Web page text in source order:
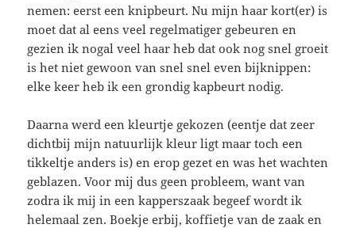
nemen: eerst een knipbeurt. Nu mijn haar kort(er) is
moet dat al eens veel regelmatiger gebeuren en
gezien ik nogal veel haar heb dat ook nog snel groeit
is het niet gewoon van snel snel even bijknippen:
elke keer heb ik een grondig kapbeurt nodig.
Daarna werd een kleurtje gekozen (eentje dat zeer
dichtbij mijn natuurlijk kleur ligt maar toch een
tikkeltje anders is) en erop gezet en was het wachten
geblazen. Voor mij dus geen probleem, want van
zodra ik mij in een kapperszaak begeef wordt ik
helemaal zen. Boekje erbij, koffietje van de zaak en